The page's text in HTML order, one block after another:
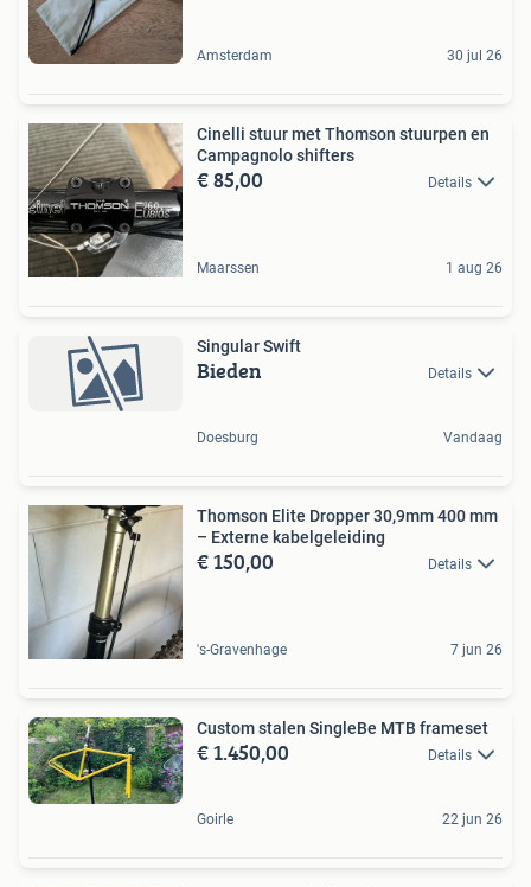
Amsterdam 30 jul 26
Cinelli stuur met Thomson stuurpen en
Campagnolo shifters
€ 85,00 Details
Maarssen 1 aug 26
Singular Swift
Bieden Details
Doesburg Vandaag
Thomson Elite Dropper 30,9mm 400 mm
– Externe kabelgeleiding
€ 150,00 Details
's-Gravenhage 7 jun 26
Custom stalen SingleBe MTB frameset
€ 1.450,00 Details
Goirle 22 jun 26